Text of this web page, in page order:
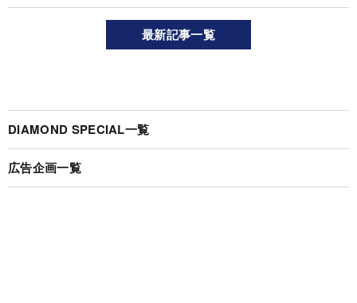
最新記事一覧
DIAMOND SPECIAL一覧
広告企画一覧